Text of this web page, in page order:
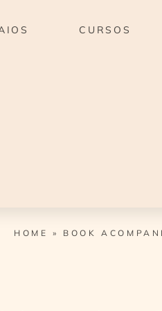
CURSOS
HOME » BOOK